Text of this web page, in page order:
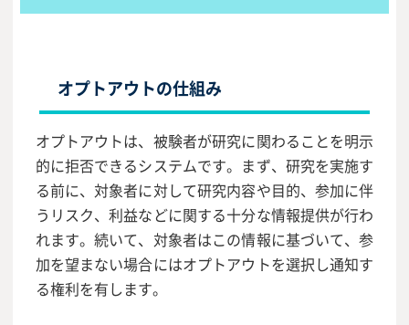
オプトアウトの仕組み
オプトアウトは、被験者が研究に関わることを明示
的に拒否できるシステムです。まず、研究を実施す
る前に、対象者に対して研究内容や目的、参加に伴
うリスク、利益などに関する十分な情報提供が行わ
れます。続いて、対象者はこの情報に基づいて、参
加を望まない場合にはオプトアウトを選択し通知す
る権利を有します。